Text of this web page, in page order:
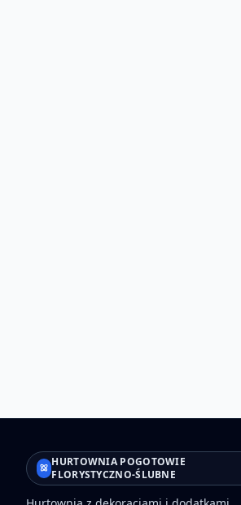
HURTOWNIA POGOTOWIE
FLORYSTYCZNO-ŚLUBNE